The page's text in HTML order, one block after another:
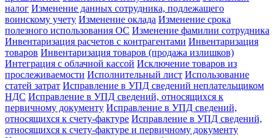
налог Изменение данных сотрудника, подлежащего
воинскому учету Изменение оклада Изменение срока
полезного использования ОС Изменение фамилии сотрудника
Инвентаризация расчетов с контрагентами Инвентаризация
товаров Инвентаризация товаров (продажа излишков)
Интеграция с облачной кассой Исключение товаров из
прослеживаемости Исполнительный лист Использование
статей затрат Исправление в УПД сведений неплательщиком
НДС Исправление в УПД сведений, относящихся к
первичному документу Исправление в УПД сведений,
относящихся к счету-фактуре Исправление в УПД сведений,
относящихся к счету-фактуре и первичному документу